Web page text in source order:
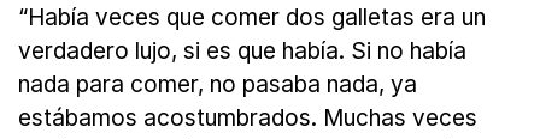
“Había veces que comer dos galletas era un
verdadero lujo, si es que había. Si no había
nada para comer, no pasaba nada, ya
estábamos acostumbrados. Muchas veces